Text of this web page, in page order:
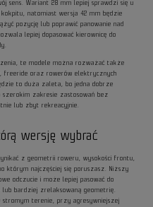
sens. Wariant 28 mm lepiej sprawdzi się u
natomiast wersja 42 mm będzie
pozycję lub poprawić panowanie nad
lepiej dopasować kierownicę do
te modele można rozważać także
freeride oraz rowerów elektrycznych
to duża zaleta, bo jedna dobrze
szerokim zakresie zastosowań bez
lub zbyt rekreacyjnie.
wersję wybrać
z geometrii roweru, wysokości frontu,
którym najczęściej się poruszasz. Niższy
odczucie i może lepiej pasować do
bardziej zrelaksowaną geometrię.
terenie, przy agresywniejszej